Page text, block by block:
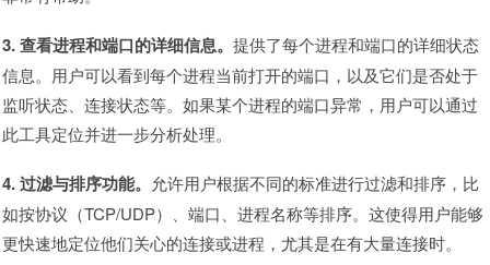
3. 查看进程和端口的详细信息。 提供了每个进程和端口的详细状态
信息。用户可以看到每个进程当前打开的端口，以及它们是否处于
监听状态、连接状态等。如果某个进程的端口异常，用户可以通过
此工具定位并进一步分析处理。
4. 过滤与排序功能。 允许用户根据不同的标准进行过滤和排序，比
如按协议（TCP/UDP）、端口、进程名称等排序。这使得用户能够
更快速地定位他们关心的连接或进程，尤其是在有大量连接时。